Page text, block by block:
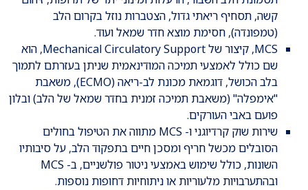
קשה, תסחיף ריאתי גדול, הצטברות נוזל בקרום הלב
(טמפונדה), חסימת מוצא חדר שמאל ועוד.
MCS, קיצור של Mechanical Circulatory Support, הוא
שם כולל לאמצעי תמיכה המודינאמית שניתן בעזרתם לתמוך
בלב הכושל, דוגמאת מכונת לב-ריאה (ECMO), משאבת
"אימפלה" (משאבת תמיכה זמנית בחדר שמאל של הלב) ובלון
פועם באבי העורקים.
שירות שוק קרדיוגני ו- MCS מתווה את הטיפול בחולים
הסובלים מכשל חריף ומסכן חיים בתפקוד הלב, על סיבותיו
השונות, כולל שימוש באמצעי ניטור פולשניים, ב- MCS
ובהתערבויות מלעוריות או ניתוחיות דחופות נוספות.